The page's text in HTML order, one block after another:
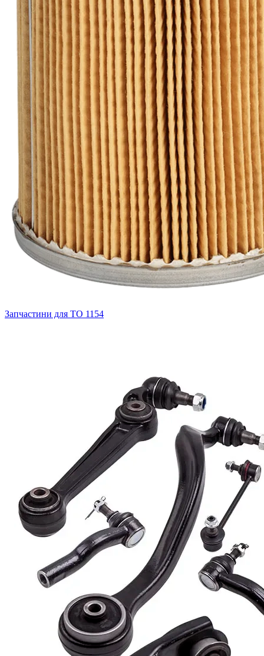
Запчастини для ТО 1154